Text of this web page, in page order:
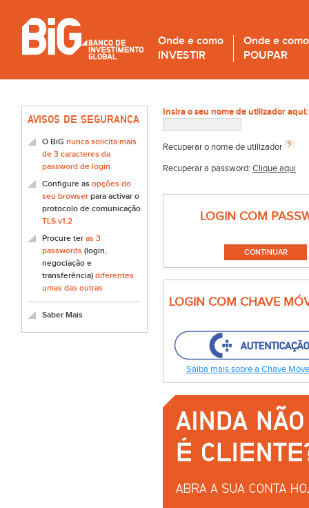
Onde e como
INVESTIR
Onde e como
POUPAR
AVISOS DE SEGURANÇA
O BiG nunca solicita mais
de 3 caracteres da
password de login
Configure as opções do
seu browser para activar o
protocolo de comunicação
TLS v1.2
Procure ter as 3
passwords (login,
negociação e
transferência) diferentes
umas das outras
Saber Mais
Insira o seu nome de utilizador aqui:
Recuperar o nome de utilizador
Recuperar a password: Clique aqui
LOGIN COM
LOGIN COM CHAVE
Saiba mais sobre a Chave